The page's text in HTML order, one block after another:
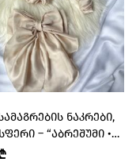
ᲜᲐᲙᲠᲔᲑᲘ,
– “ᲐᲑᲠᲔᲨᲣᲛᲘ •